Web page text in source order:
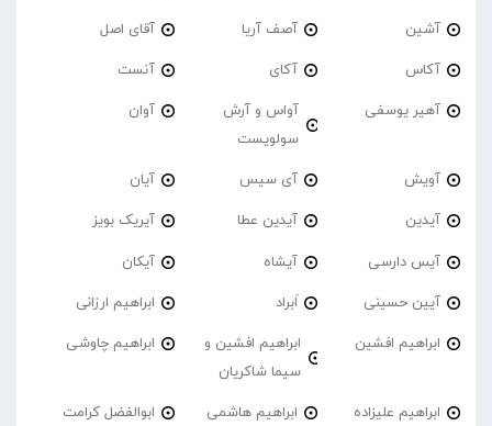
آشین آصف آریا آقای اصل
آکاس آکای آنست
آهیر یوسفی
آواس و آرش
سولویست
آوان
آویش آی سیس آیان
آیدین آیدین عطا آیریک بویز
آیس دارسی آیشاه آیکان
آیین حسینی اَبراد ابراهیم ارزانی
ابراهیم افشین
ابراهیم افشین و
سیما شاکریان
ابراهیم چاوشی
ابراهیم علیزاده ابراهیم هاشمی ابوالفضل کرامت